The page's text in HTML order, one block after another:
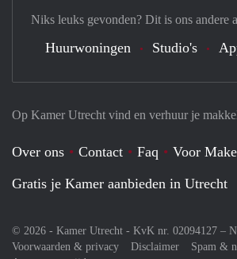
Op Kamer Utrecht vind en verhuur je
Over ons Contact Faq
Voor
Gratis je Kamer aanbieden in Utrecht
© 2026 - Kamer Utrecht - KvK nr. 02094127 –
Voorwaarden & privacy
Disclaimer
Spam &
Niks leuks gevonden? Dit is ons andere
Huurwoningen Studio's